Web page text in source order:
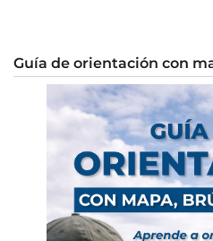
Guía de orientación con